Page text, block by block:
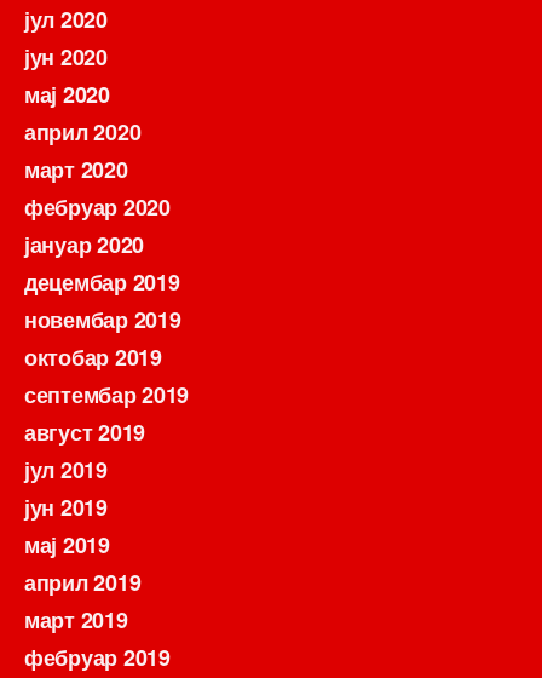
јул 2020
јун 2020
мај 2020
април 2020
март 2020
фебруар 2020
јануар 2020
децембар 2019
новембар 2019
октобар 2019
септембар 2019
август 2019
јул 2019
јун 2019
мај 2019
април 2019
март 2019
фебруар 2019